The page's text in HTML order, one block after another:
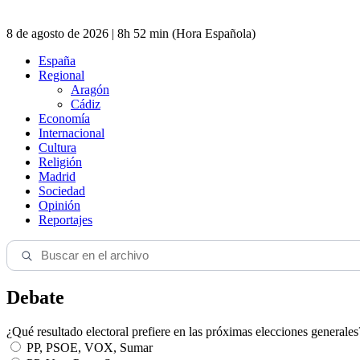
8 de agosto de 2026 | 8h 52 min (Hora Española)
España
Regional
Aragón
Cádiz
Economía
Internacional
Cultura
Religión
Madrid
Sociedad
Opinión
Reportajes
Debate
¿Qué resultado electoral prefiere en las próximas elecciones
PP, PSOE, VOX, Sumar